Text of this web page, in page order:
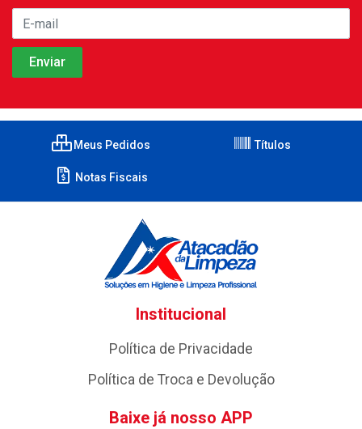
Meus Pedidos Títulos
Notas Fiscais
Institucional
Política de Privacidade
Política de Troca e Devolução
Baixe já nosso APP